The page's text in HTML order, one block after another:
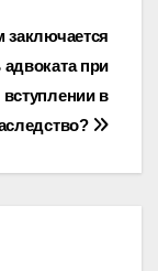
заключается
при
вступлении в